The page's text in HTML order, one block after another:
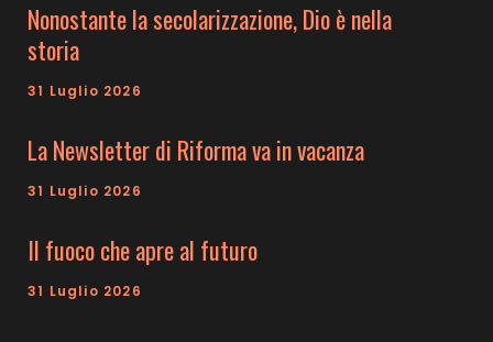
Nonostante la secolarizzazione, Dio è nella
storia
31 Luglio 2026
La Newsletter di Riforma va in vacanza
31 Luglio 2026
Il fuoco che apre al futuro
31 Luglio 2026